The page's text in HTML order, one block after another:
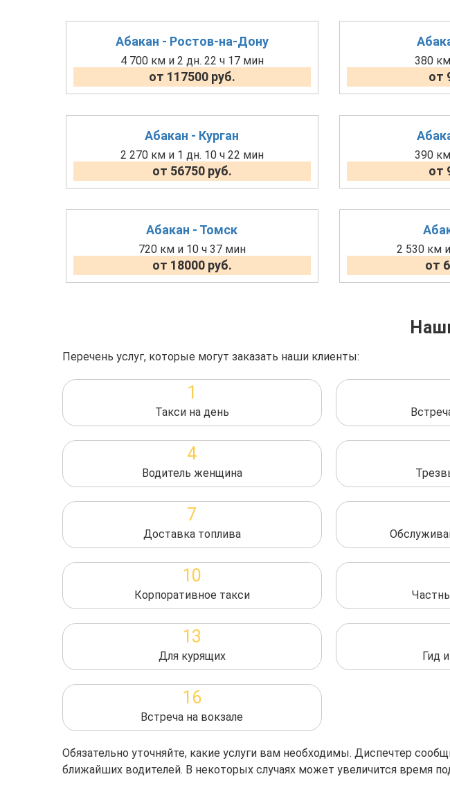
Абакан - Ростов-на-Дону
4 700 км и 2 дн. 22 ч 17 мин
от 117500 руб.
380
от
Абакан - Курган
2 270 км и 1 дн. 10 ч 22 мин
от 56750 руб.
390
от
Абакан - Томск
720 км и 10 ч 37 мин
от 18000 руб.
2 530 км
от
Перечень услуг, которые могут заказать наши клиенты:
1
Такси на день
4
Водитель женщина
7
Доставка топлива
10
Корпоративное такси
13
Для курящих Гид
16
Встреча на вокзале
Обязательно уточняйте, какие услуги вам необходимы. Диспечтер
ближайших водителей. В некоторых случаях может увеличится время